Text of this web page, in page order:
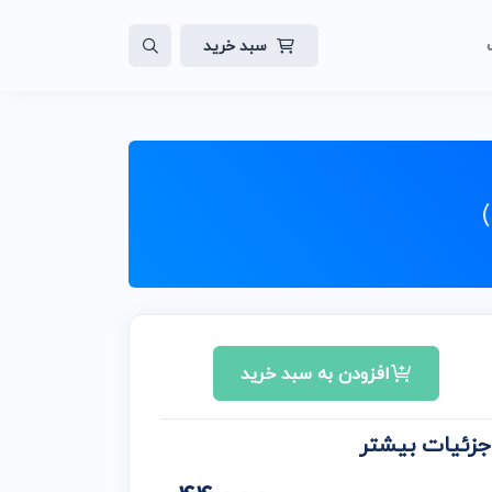
سبد خرید
افزودن به سبد خرید
جزئیات بیشتر